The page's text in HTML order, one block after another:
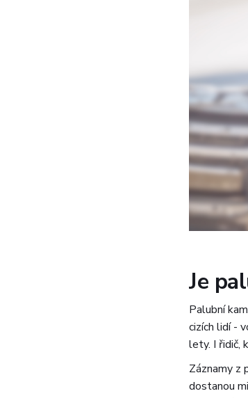
Je
Palubní
cizích lidí -
lety. I řidič,
Záznamy z
dostanou